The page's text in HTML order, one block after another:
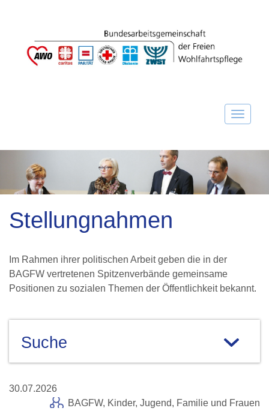
Stellungnahmen
Im Rahmen ihrer politischen Arbeit geben die in der
BAGFW vertretenen Spitzenverbände gemeinsame
Positionen zu sozialen Themen der Öffentlichkeit bekannt.
Suche
30.07.2026
BAGFW, Kinder, Jugend, Familie und Frauen